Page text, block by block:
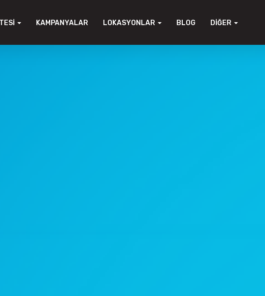
KAMPANYALAR LOKASYONLAR BLOG DIĞER